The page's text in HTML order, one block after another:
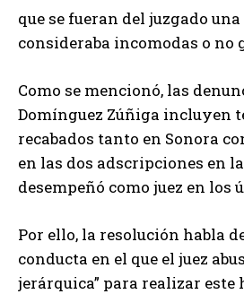
que se fueran del juzgado
consideraba incomodas o no
Como se mencionó, las
Domínguez Zúñiga incluyen
recabados tanto en Sonora
en las dos adscripciones en
desempeñó como juez en los
Por ello, la resolución habla
conducta en el que el juez
jerárquica” para realizar